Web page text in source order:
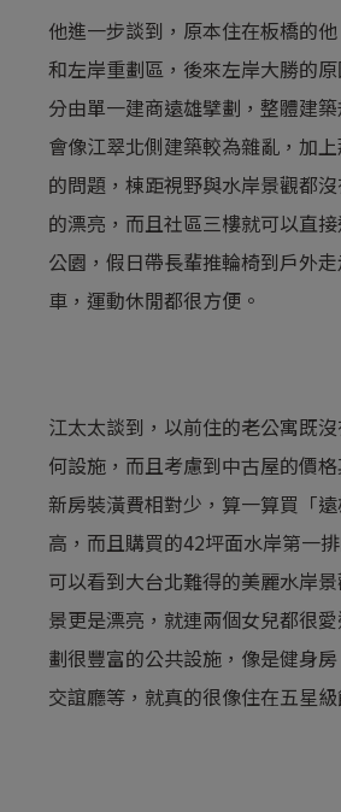
他進一步談到，原本住在板橋的
和左岸重劃區，後來左岸大勝的
分由單一建商遠雄擘劃，整體建
會像江翠北側建築較為雜亂，加
的問題，棟距視野與水岸景觀都
的漂亮，而且社區三樓就可以直
公園，假日帶長輩推輪椅到戶外
車，運動休閒都很方便。
江太太談到，以前住的老公寓既
何設施，而且考慮到中古屋的價
新房裝潢費相對少，算一算買「
高，而且購買的42坪面水岸第一
可以看到大台北難得的美麗水岸
景更是漂亮，就連兩個女兒都很
劃很豐富的公共設施，像是健身
交誼廳等，就真的很像住在五星級